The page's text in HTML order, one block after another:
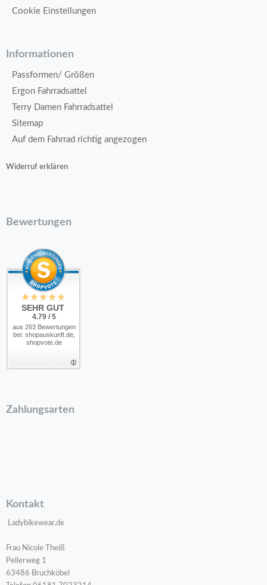
Cookie Einstellungen
Informationen
Passformen/ Größen
Ergon Fahrradsattel
Terry Damen Fahrradsattel
Sitemap
Auf dem Fahrrad richtig angezogen
Widerruf erklären
Bewertungen
SEHR GUT
4.79 / 5
aus 263 Bewertungen
bei: shopauskunft.de,
shopvote.de
Zahlungsarten
Kontakt
Ladybikewear.de
Frau Nicole Theiß
Pellerweg 1
63486 Bruchköbel